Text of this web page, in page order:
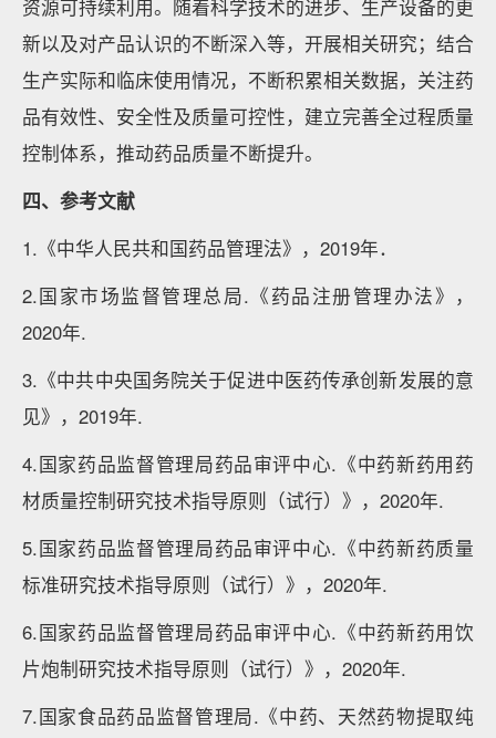
资源可持续利用。随着科学技术的进步、生产设备的更
新以及对产品认识的不断深入等，开展相关研究；结合
生产实际和临床使用情况，不断积累相关数据，关注药
品有效性、安全性及质量可控性，建立完善全过程质量
控制体系，推动药品质量不断提升。
四、参考文献
1.《中华人民共和国药品管理法》，2019年．
2.国家市场监督管理总局.《药品注册管理办法》，
2020年.
3.《中共中央国务院关于促进中医药传承创新发展的意
见》，2019年.
4.国家药品监督管理局药品审评中心.《中药新药用药
材质量控制研究技术指导原则（试行）》，2020年.
5.国家药品监督管理局药品审评中心.《中药新药质量
标准研究技术指导原则（试行）》，2020年.
6.国家药品监督管理局药品审评中心.《中药新药用饮
片炮制研究技术指导原则（试行）》，2020年.
7.国家食品药品监督管理局.《中药、天然药物提取纯